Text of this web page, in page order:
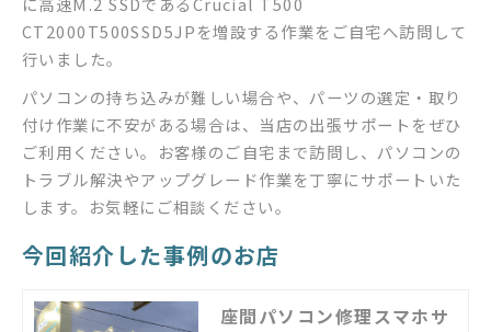
CT2000T500SSD5JPを増設する作業をご自宅へ訪問して
行いました。
パソコンの持ち込みが難しい場合や、パーツの選定・取り
付け作業に不安がある場合は、当店の出張サポートをぜひ
ご利用ください。お客様のご自宅まで訪問し、パソコンの
トラブル解決やアップグレード作業を丁寧にサポートいた
します。お気軽にご相談ください。
今回紹介した事例のお店
座間パソコン修理スマホサ